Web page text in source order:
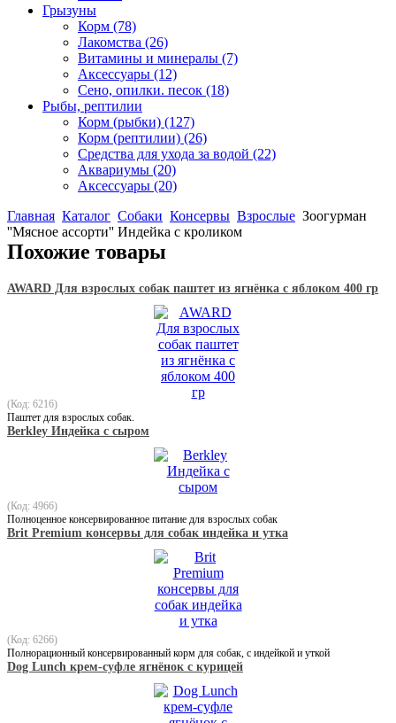
Грызуны
Корм (78)
Лакомства (26)
Витамины и минералы (7)
Аксессуары (12)
Сено, опилки. песок (18)
Рыбы, рептилии
Корм (рыбки) (127)
Корм (рептилии) (26)
Средства для ухода за водой (22)
Аквариумы (20)
Аксессуары (20)
Главная Каталог Собаки Консервы Взрослые Зоогурман
''Мясное ассорти'' Индейка с кроликом
Похожие товары
AWARD Для взрослых собак паштет из ягнёнка с яблоком 400 гр
(Код: 6216)
Паштет для взрослых собак.
Berkley Индейка с сыром
(Код: 4966)
Полноценное консервированное питание для взрослых собак
Brit Premium консервы для собак индейка и утка
(Код: 6266)
Полнорационный консервированный корм для собак, с индейкой и уткой
Dog Lunch крем-суфле ягнёнок с курицей